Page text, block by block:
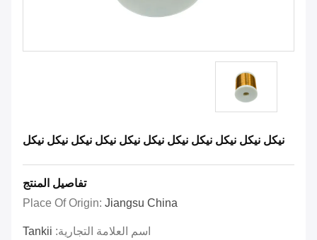
نيكل نيكل نيكل نيكل نيكل نيكل نيكل نيكل نيكل نيكل نيكل
تفاصيل المنتج
Place Of Origin: Jiangsu China
اسم العلامة التجارية: Tankii